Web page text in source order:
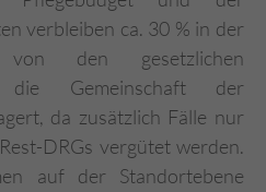
verbleiben ca. 30 % in der
von den gesetzlichen
die Gemeinschaft der
da zusätzlich Fälle nur
DRGs vergütet werden.
auf der Standortebene